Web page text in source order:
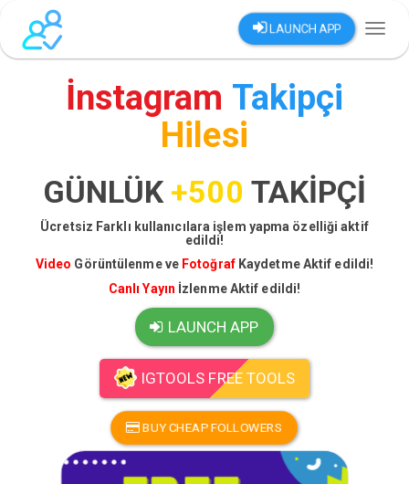
LAUNCH APP
İnstagram Takipçi
Hilesi
GÜNLÜK +500 TAKİPÇİ
Ücretsiz Farklı kullanıcılara işlem yapma özelliği aktif
edildi!
Video Görüntülenme ve Fotoğraf Kaydetme Aktif edildi!
Canlı Yayın İzlenme Aktif edildi!
LAUNCH APP
IGTOOLS FREE TOOLS
BUY CHEAP FOLLOWERS